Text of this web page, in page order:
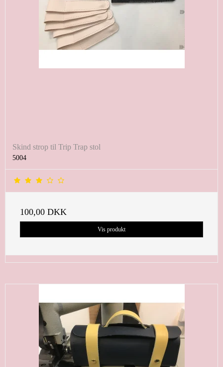
Skind strop til Trip Trap stol
5004
100,00 DKK
Vis produkt